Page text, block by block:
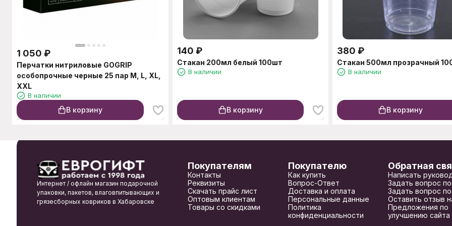
1 050 ₽
Перчатки нитриловые GOGRIP
особопрочные черные 25 пар M, L, XL,
XXL
В наличии
В корзину
140 ₽
Стакан 200мл белый 100шт
В наличии
В корзину
380 ₽
Стакан 500мл прозрачный
В наличии
В корзину
Интернет / офлайн магазин подарочной
упаковки, пакетов, влаговпитывающих и
грязесборных ковриков в Хабаровске
Покупателям
Контакты
Реквизиты
Скачать прайс лист
Оптовым клиентам
Товары со скидками
Покупателю
Как купить
Вопрос-Ответ
Доставка и оплата
Персональные данные
Политика
конфиденциальности
Обратная
Написать
Задать вопрос
Задать вопрос
Оставить отзыв
Предложения по
улучшению сайта